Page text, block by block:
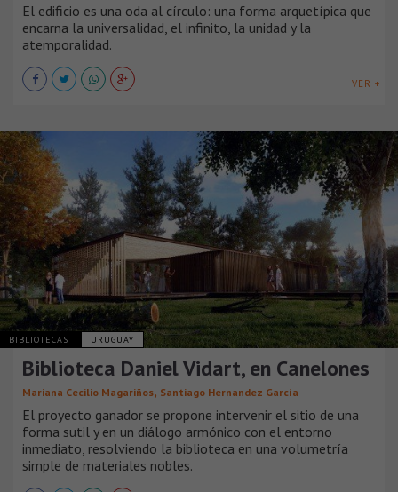
El edificio es una oda al círculo: una forma arquetípica que
encarna la universalidad, el infinito, la unidad y la
atemporalidad.
VER +
BIBLIOTECAS URUGUAY
Biblioteca Daniel Vidart, en Canelones
Mariana Cecilio Magariños, Santiago Hernandez García
El proyecto ganador se propone intervenir el sitio de una
forma sutil y en un diálogo armónico con el entorno
inmediato, resolviendo la biblioteca en una volumetría
simple de materiales nobles.